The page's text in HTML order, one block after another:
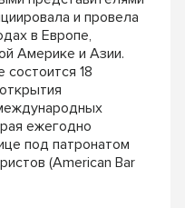
и провела
в Европе,
Америке и Азии.
18
ежегодно
под патронатом
(American Bar